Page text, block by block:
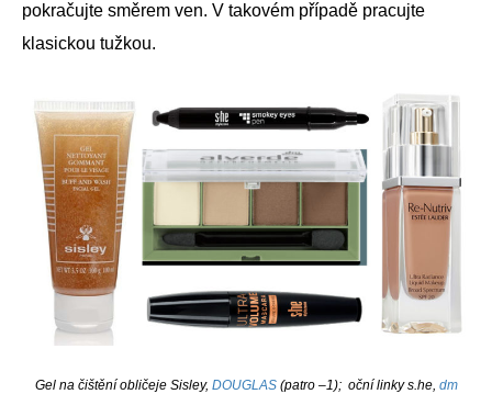
pokračujte směrem ven. V takovém případě pracujte
klasickou tužkou.
Gel na čištění obličeje Sisley, DOUGLAS(patro –1); oční linky s.he, dm